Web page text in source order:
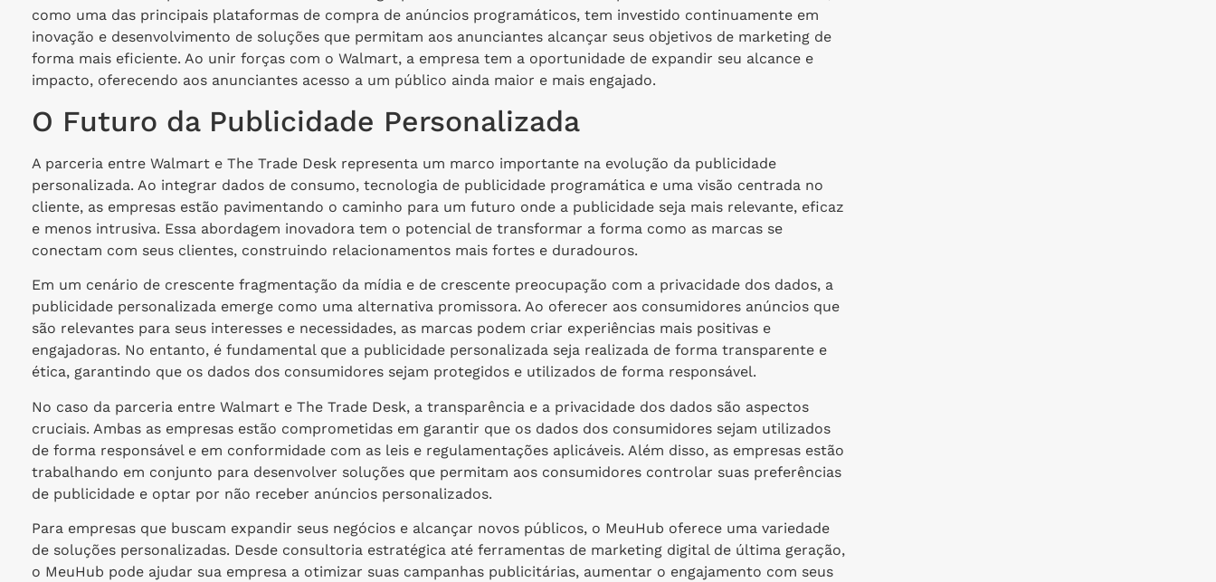
como uma das principais plataformas de compra de anúncios programáticos, tem investido continuamente em
inovação e desenvolvimento de soluções que permitam aos anunciantes alcançar seus objetivos de marketing de
forma mais eficiente. Ao unir forças com o Walmart, a empresa tem a oportunidade de expandir seu alcance e
impacto, oferecendo aos anunciantes acesso a um público ainda maior e mais engajado.
O Futuro da Publicidade Personalizada
A parceria entre Walmart e The Trade Desk representa um marco importante na evolução da publicidade
personalizada. Ao integrar dados de consumo, tecnologia de publicidade programática e uma visão centrada no
cliente, as empresas estão pavimentando o caminho para um futuro onde a publicidade seja mais relevante, eficaz
e menos intrusiva. Essa abordagem inovadora tem o potencial de transformar a forma como as marcas se
conectam com seus clientes, construindo relacionamentos mais fortes e duradouros.
Em um cenário de crescente fragmentação da mídia e de crescente preocupação com a privacidade dos dados, a
publicidade personalizada emerge como uma alternativa promissora. Ao oferecer aos consumidores anúncios que
são relevantes para seus interesses e necessidades, as marcas podem criar experiências mais positivas e
engajadoras. No entanto, é fundamental que a publicidade personalizada seja realizada de forma transparente e
ética, garantindo que os dados dos consumidores sejam protegidos e utilizados de forma responsável.
No caso da parceria entre Walmart e The Trade Desk, a transparência e a privacidade dos dados são aspectos
cruciais. Ambas as empresas estão comprometidas em garantir que os dados dos consumidores sejam utilizados
de forma responsável e em conformidade com as leis e regulamentações aplicáveis. Além disso, as empresas estão
trabalhando em conjunto para desenvolver soluções que permitam aos consumidores controlar suas preferências
de publicidade e optar por não receber anúncios personalizados.
Para empresas que buscam expandir seus negócios e alcançar novos públicos, o MeuHub oferece uma variedade
de soluções personalizadas. Desde consultoria estratégica até ferramentas de marketing digital de última geração,
o MeuHub pode ajudar sua empresa a otimizar suas campanhas publicitárias, aumentar o engajamento com seus